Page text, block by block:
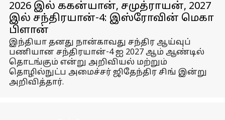
2026 இல் ககன்யான், சமுத்ராயன், 2027
இல் சந்திரயான்-4: இஸ்ரோவின் மெகா
பிளான்
இந்தியா தனது நான்காவது சந்திர ஆய்வுப்
பணியான சந்திரயான்-4 ஐ 2027 ஆம் ஆண்டில்
தொடங்கும் என்று அறிவியல் மற்றும்
தொழில்நுட்ப அமைச்சர் ஜிதேந்திர சிங் இன்று
அறிவித்தார்.